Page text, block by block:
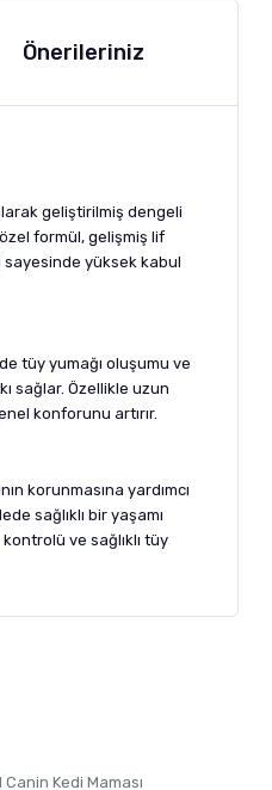
Önerileriniz
geliştirilmiş dengeli
formül, gelişmiş lif
sayesinde yüksek kabul
tüy yumağı oluşumu ve
sağlar. Özellikle uzun
konforunu artırır.
korunmasına yardımcı
sağlıklı bir yaşamı
ve sağlıklı tüy
Canin Kedi Maması